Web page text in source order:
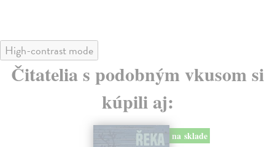
High-contrast mode
Čitatelia s podobným vkusom si
kúpili aj: